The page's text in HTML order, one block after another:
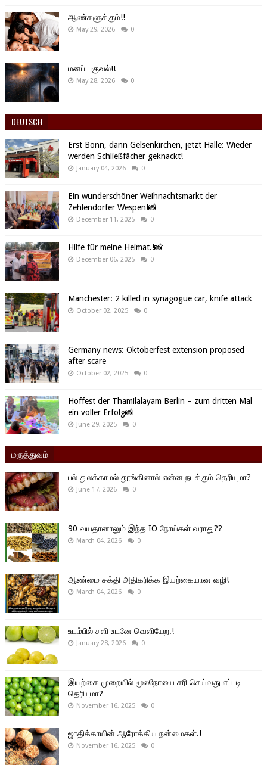
ஆண்களுக்கும்!!
May 29, 2026 0
மனப் பகுவல்!!
May 28, 2026 0
DEUTSCH
Erst Bonn, dann Gelsenkirchen, jetzt Halle: Wieder
werden Schließfächer geknackt!
January 04, 2026 0
Ein wunderschöner Weihnachtsmarkt der
Zehlendorfer Wespen!📸
December 11, 2025 0
Hilfe für meine Heimat.!📸
December 06, 2025 0
Manchester: 2 killed in synagogue car, knife attack
October 02, 2025 0
Germany news: Oktoberfest extension proposed
after scare
October 02, 2025 0
Hoffest der Thamilalayam Berlin – zum dritten Mal
ein voller Erfolg📸
June 29, 2025 0
மருத்துவம்
பல் துலக்காமல் தூங்கினால் என்ன நடக்கும் தெரியுமா?
June 17, 2026 0
90 வயதானாலும் இந்த IO நோய்கள் வராது??
March 04, 2026 0
ஆண்மை சக்தி அதிகரிக்க இயற்கையான வழி!
March 04, 2026 0
உடம்பில் சளி உடனே வெளியேற.!
January 28, 2026 0
இயற்கை முறையில் மூலநோயை சரி செய்வது எப்படி
தெரியுமா?
November 16, 2025 0
ஜாதிக்காயின் ஆரோக்கிய நன்மைகள்.!
November 16, 2025 0